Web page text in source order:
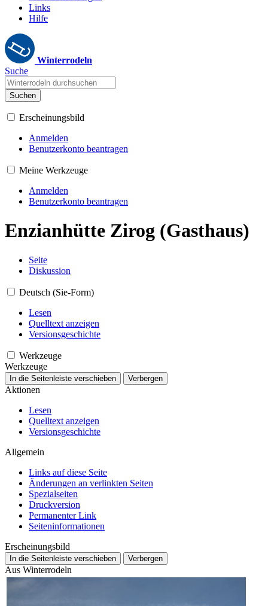
Links
Hilfe
Winterrodeln
Suche
Suchen
Erscheinungsbild
Anmelden
Benutzerkonto beantragen
Meine Werkzeuge
Anmelden
Benutzerkonto beantragen
Enzianhütte Zirog (Gasthaus)
Seite
Diskussion
Deutsch (Sie-Form)
Lesen
Quelltext anzeigen
Versionsgeschichte
Werkzeuge
Werkzeuge
In die Seitenleiste verschieben Verbergen
Aktionen
Lesen
Quelltext anzeigen
Versionsgeschichte
Allgemein
Links auf diese Seite
Änderungen an verlinkten Seiten
Spezialseiten
Druckversion
Permanenter Link
Seiten­­informationen
Erscheinungsbild
In die Seitenleiste verschieben Verbergen
Aus Winterrodeln